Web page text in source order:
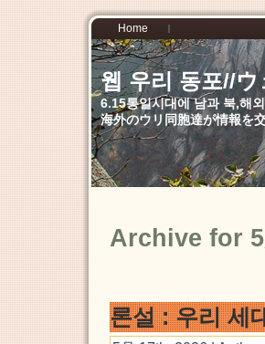
Home
웹 우리 동포//
6.15통일시대에 남과 북,해
海外のウリ同胞達が情報を
Archive for
론설 : 우리 세